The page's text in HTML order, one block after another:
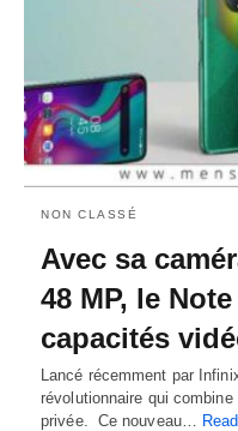
NON CLASSÉ
Avec sa
48 MP, le
capacités
Lancé récemment par
révolutionnaire qui
privée. Ce nouveau…